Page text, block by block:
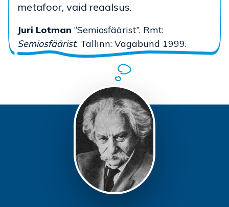
metafoor, vaid reaalsus.
Juri Lotman “Semiosfäärist”. Rmt:
Semiosfäärist. Tallinn: Vagabund 1999.